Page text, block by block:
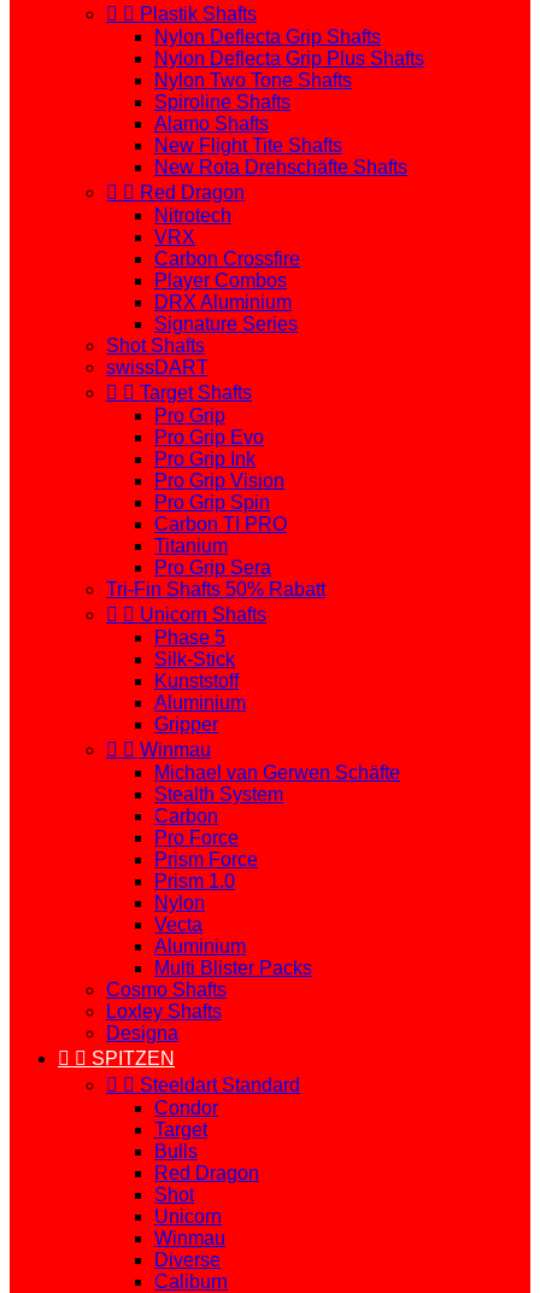
  Plastik Shafts
Nylon Deflecta Grip Shafts
Nylon Deflecta Grip Plus Shafts
Nylon Two Tone Shafts
Spiroline Shafts
Alamo Shafts
New Flight Tite Shafts
New Rota Drehschäfte Shafts
  Red Dragon
Nitrotech
VRX
Carbon Crossfire
Player Combos
DRX Aluminium
Signature Series
Shot Shafts
swissDART
  Target Shafts
Pro Grip
Pro Grip Evo
Pro Grip Ink
Pro Grip Vision
Pro Grip Spin
Carbon TI PRO
Titanium
Pro Grip Sera
Tri-Fin Shafts 50% Rabatt
  Unicorn Shafts
Phase 5
Silk-Stick
Kunststoff
Aluminium
Gripper
  Winmau
Michael van Gerwen Schäfte
Stealth System
Carbon
Pro Force
Prism Force
Prism 1.0
Nylon
Vecta
Aluminium
Multi Blister Packs
Cosmo Shafts
Loxley Shafts
Designa
  SPITZEN
  Steeldart Standard
Condor
Target
Bulls
Red Dragon
Shot
Unicorn
Winmau
Diverse
Caliburn